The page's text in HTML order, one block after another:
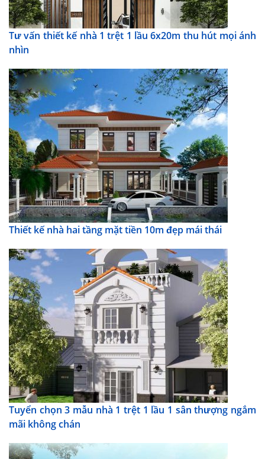
Tư vấn thiết kế nhà 1 trệt 1 lầu 6x20m thu hút mọi ánh
nhìn
Thiết kế nhà hai tầng mặt tiền 10m đẹp mái thái
Tuyển chọn 3 mẫu nhà 1 trệt 1 lầu 1 sân thượng ngắm
mãi không chán